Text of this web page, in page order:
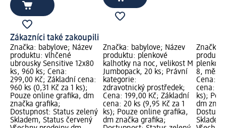
Zákazníci také zakoupili
Značka: babylove; Název
produktu: vlhčené
ubrousky Sensitive 12x80
ks, 960 ks; Cena:
299,00 Kč; Základní cena:
960 ks (0,31 Kč za 1 ks);
Pouze online grafika, dm
značka grafika;
Dostupnost: Status zelený
Skladem, Status červený
Značka: babylove; Název
produktu: plenkové
kalhotky na noc, velikost M
Jumbopack, 20 ks; Právní
kategorie:
zdravotnický prostředek;
Cena: 199,00 Kč; Základní
cena: 20 ks (9,95 Kč za 1
ks); Pouze online grafika,
dm značka grafika;
Značka:
8,
Cena:
cena: 64
ks);
dm